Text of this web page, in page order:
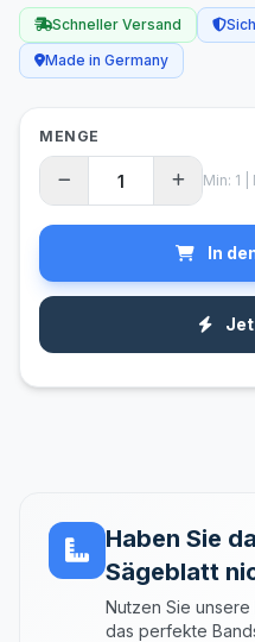
Schneller Versand
Made in Germany
MENGE
Min: 1 |
In
Haben Sie
Sägeblatt
Nutzen Sie
das perfekte